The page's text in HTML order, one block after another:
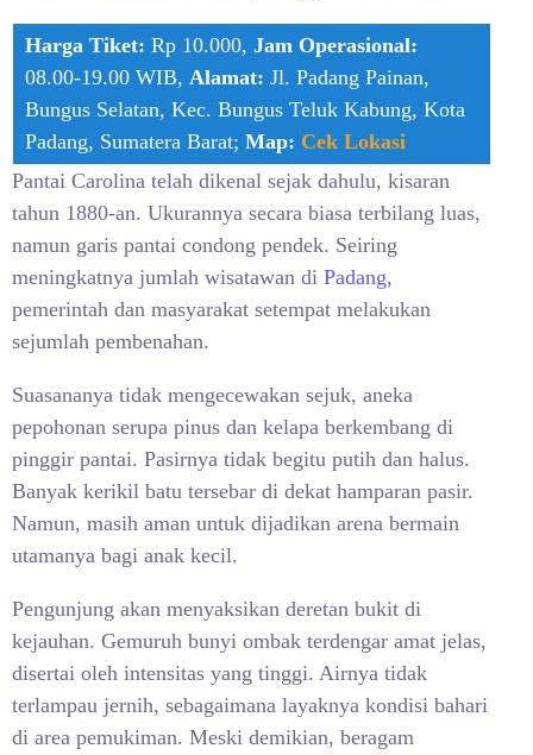
Harga Tiket: Rp 10.000, Jam Operasional:
08.00-19.00 WIB, Alamat: Jl. Padang Painan,
Bungus Selatan, Kec. Bungus Teluk Kabung, Kota
Padang, Sumatera Barat; Map: Cek Lokasi
Pantai Carolina telah dikenal sejak dahulu, kisaran
tahun 1880-an. Ukurannya secara biasa terbilang luas,
namun garis pantai condong pendek. Seiring
meningkatnya jumlah wisatawan di Padang,
pemerintah dan masyarakat setempat melakukan
sejumlah pembenahan.
Suasananya tidak mengecewakan sejuk, aneka
pepohonan serupa pinus dan kelapa berkembang di
pinggir pantai. Pasirnya tidak begitu putih dan halus.
Banyak kerikil batu tersebar di dekat hamparan pasir.
Namun, masih aman untuk dijadikan arena bermain
utamanya bagi anak kecil.
Pengunjung akan menyaksikan deretan bukit di
kejauhan. Gemuruh bunyi ombak terdengar amat jelas,
disertai oleh intensitas yang tinggi. Airnya tidak
terlampau jernih, sebagaimana layaknya kondisi bahari
di area pemukiman. Meski demikian, beragam